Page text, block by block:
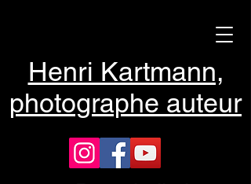
Henri Kartmann,
photographe auteur